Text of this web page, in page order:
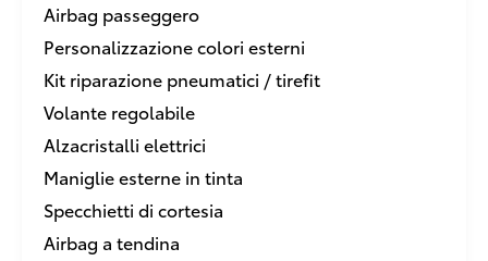
Airbag passeggero
Personalizzazione colori esterni
Kit riparazione pneumatici / tirefit
Volante regolabile
Alzacristalli elettrici
Maniglie esterne in tinta
Specchietti di cortesia
Airbag a tendina